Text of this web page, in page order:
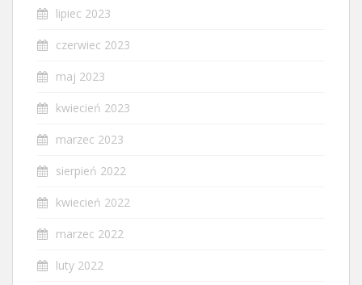
lipiec 2023
czerwiec 2023
maj 2023
kwiecień 2023
marzec 2023
sierpień 2022
kwiecień 2022
marzec 2022
luty 2022